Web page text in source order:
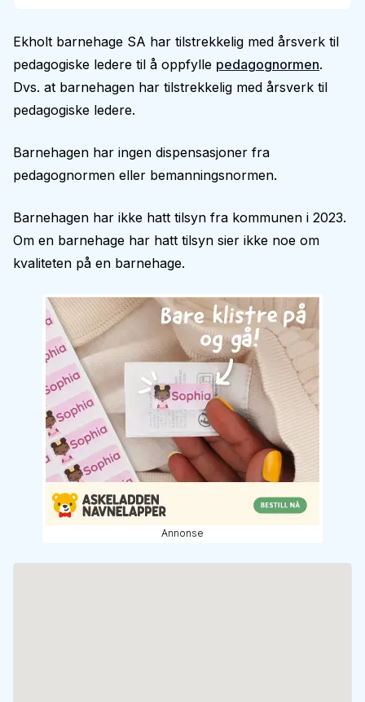
Ekholt barnehage SA har tilstrekkelig med årsverk til
pedagogiske ledere til å oppfylle pedagognormen.
Dvs. at barnehagen har tilstrekkelig med årsverk til
pedagogiske ledere.
Barnehagen har ingen dispensasjoner fra
pedagognormen eller bemanningsnormen.
Barnehagen har ikke hatt tilsyn fra kommunen i 2023.
Om en barnehage har hatt tilsyn sier ikke noe om
kvaliteten på en barnehage.
Annonse